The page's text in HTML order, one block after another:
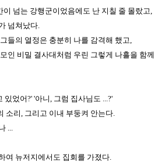
이 넘는 강행군이었음에도 난 지칠 줄 몰랐고,
넘쳐났다.
들의 열정은 충분히 나를 감격해 했고,
인 비밀 결사대처럼 우린 그렇게 나흘을 함께
있었어?' '아니, 그럼 집사님도 ...?'
소리, 그리고 이내 부둥켜 안는다.
...
여 뉴저지에서도 집회를 가졌다.